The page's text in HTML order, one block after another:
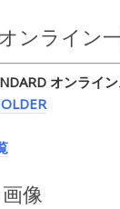
ンライン
オンライ
像